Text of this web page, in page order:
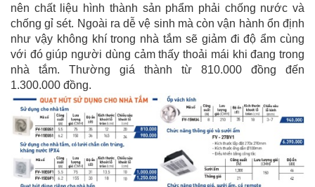
nên chất liệu hình thành sản phẩm phải chống nước và
chống gỉ sét. Ngoài ra dễ vệ sinh mà còn vận hành ổn định
như vậy không khí trong nhà tắm sẽ giảm đi độ ẩm cùng
với đó giúp người dùng cảm thấy thoải mái khi đang trong
nhà tắm. Thường giá thành từ 810.000 đồng đến
1.300.000 đồng.